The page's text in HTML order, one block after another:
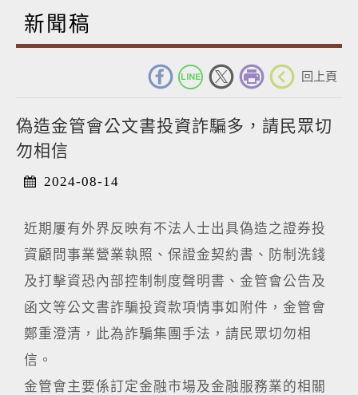
新聞稿
回上頁
偽造金管會公文書投資詐騙多，請民眾切
勿相信
2024-08-14
近期屢有外界反映有不法人士出具偽造之證券投
資顧問事業營業執照、保證金契約書、防制洗錢
及打擊資恐內部控制制度聲明書、金管會公告及
函文等公文書詐騙投資款項情事如附件，金管會
鄭重澄清，此為詐騙集團手法，請民眾切勿相
信。
金管會主要係訂定金融市場及金融服務業的相關